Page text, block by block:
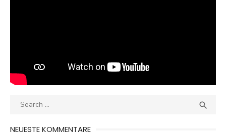
Search

NEUESTE KOMMENTARE